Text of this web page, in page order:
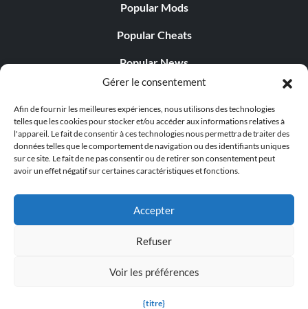
Gérer le consentement
Afin de fournir les meilleures expériences, nous utilisons des technologies
telles que les cookies pour stocker et/ou accéder aux informations relatives à
l'appareil. Le fait de consentir à ces technologies nous permettra de traiter des
données telles que le comportement de navigation ou des identifiants uniques
sur ce site. Le fait de ne pas consentir ou de retirer son consentement peut
avoir un effet négatif sur certaines caractéristiques et fonctions.
Accepter
Refuser
Voir les préférences
{titre}
Popular Mods
Popular Cheats
Popular News
Popular Editorials
Popular Free Games
LATEST UPDATES
© 1998 - 2026 MegaGames.com All rights reserved
Settings